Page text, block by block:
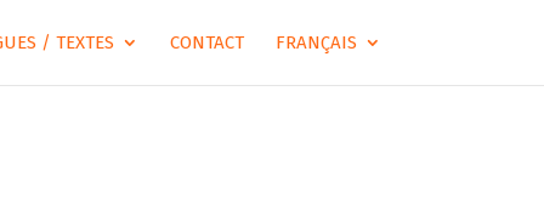
/ TEXTES CONTACT FRANÇAIS